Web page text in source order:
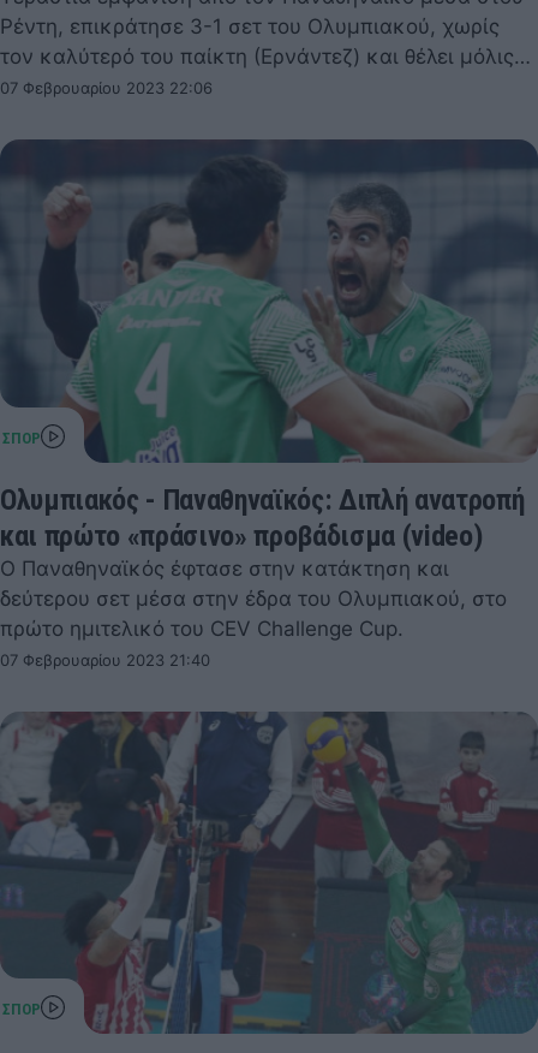
Ρέντη, επικράτησε 3-1 σετ του Ολυμπιακού, χωρίς
τον καλύτερό του παίκτη (Ερνάντεζ) και θέλει μόλις…
07 Φεβρουαρίου 2023 22:06
Ολυμπιακός - Παναθηναϊκός: Διπλή ανατροπή
και πρώτο «πράσινο» προβάδισμα (video)
Ο Παναθηναϊκός έφτασε στην κατάκτηση και
δεύτερου σετ μέσα στην έδρα του Ολυμπιακού, στο
πρώτο ημιτελικό του CEV Challenge Cup.
07 Φεβρουαρίου 2023 21:40